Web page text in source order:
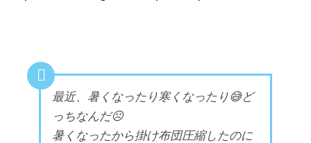
最近、暑くなったり寒くなったり😅ど
っちなんだ☹️
暑くなったから掛け布団圧縮したのに